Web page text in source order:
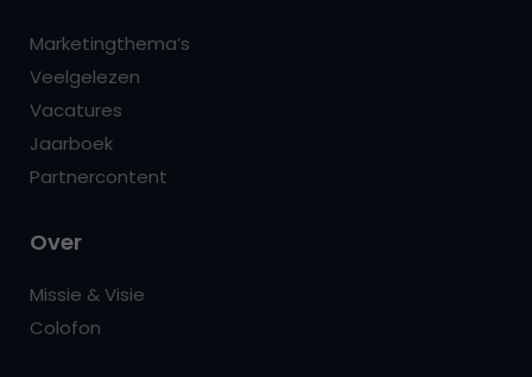
Marketingthema’s
Veelgelezen
Vacatures
Jaarboek
Partnercontent
Over
Missie & Visie
Colofon